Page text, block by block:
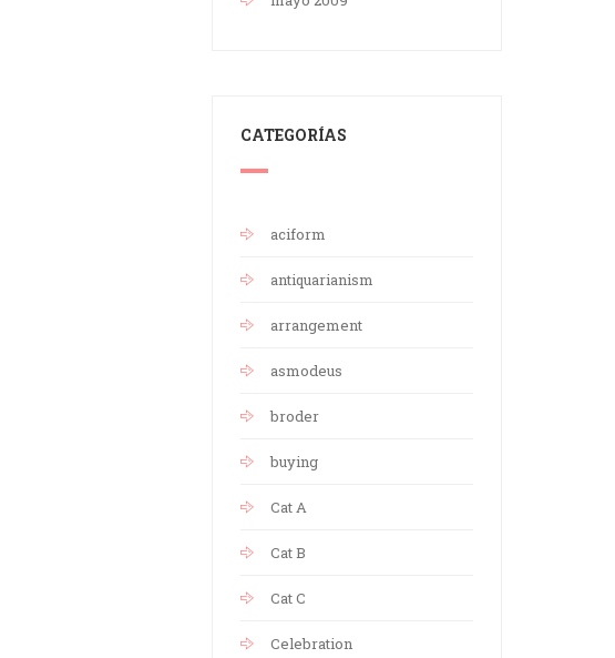
CATEGORÍAS
aciform
antiquarianism
arrangement
asmodeus
broder
buying
Cat A
Cat B
Cat C
Celebration